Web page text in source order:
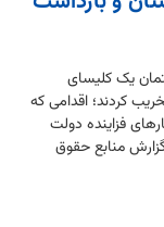
یک کلیسای
کردند؛ اقدامی که
فزاینده دولت
منابع حقوق